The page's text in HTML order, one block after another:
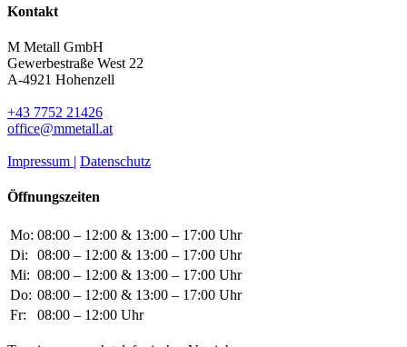
Kontakt
M Metall GmbH
Gewerbestraße West 22
A-4921 Hohenzell
+43 7752 21426
office@mmetall.at
Impressum | Datenschutz
Öffnungszeiten
Mo: 08:00 – 12:00 & 13:00 – 17:00 Uhr
Di:
08:00 – 12:00 & 13:00 – 17:00 Uhr
Mi: 08:00 – 12:00 & 13:00 – 17:00 Uhr
Do: 08:00 – 12:00 & 13:00 – 17:00 Uhr
Fr:
08:00 – 12:00 Uhr